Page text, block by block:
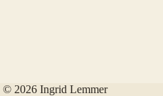
© 2026 Ingrid Lemmer